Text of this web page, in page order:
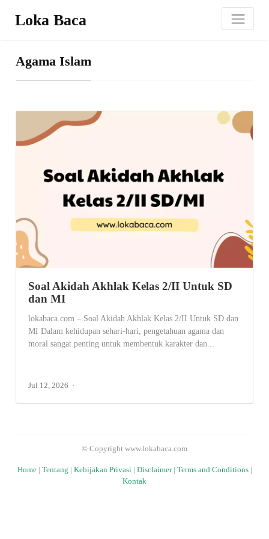
Loka Baca
Agama Islam
Soal Akidah Akhlak Kelas 2/II Untuk SD
dan MI
lokabaca.com – Soal Akidah Akhlak Kelas 2/II Untuk SD dan
MI Dalam kehidupan sehari-hari, pengetahuan agama dan
moral sangat penting untuk membentuk karakter dan...
Jul 12, 2026
© Copyright www.lokabaca.com
Home| Tentang Kebijakan Privasi| Disclaimer| Terms and Conditions|
Kontak